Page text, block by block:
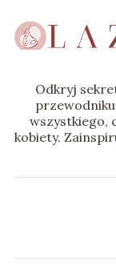
Odkryj
wszystkiego,
kobiety.